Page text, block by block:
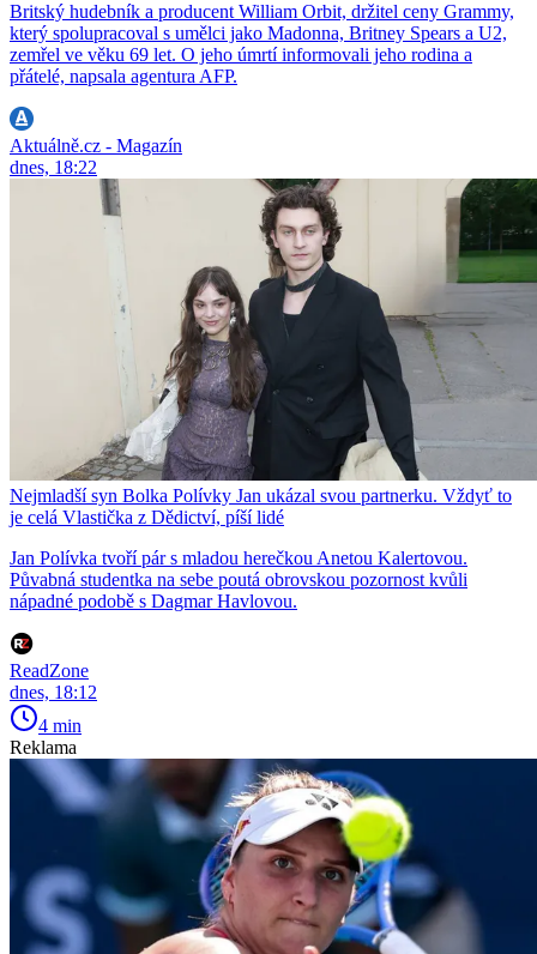
Britský hudebník a producent William Orbit, držitel ceny Grammy,
který spolupracoval s umělci jako Madonna, Britney Spears a U2,
zemřel ve věku 69 let. O jeho úmrtí informovali jeho rodina a
přátelé, napsala agentura AFP.
Aktuálně.cz - Magazín
dnes, 18:22
Nejmladší syn Bolka Polívky Jan ukázal svou partnerku. Vždyť to
je celá Vlastička z Dědictví, píší lidé
Jan Polívka tvoří pár s mladou herečkou Anetou Kalertovou.
Půvabná studentka na sebe poutá obrovskou pozornost kvůli
nápadné podobě s Dagmar Havlovou.
ReadZone
dnes, 18:12
4 min
Reklama